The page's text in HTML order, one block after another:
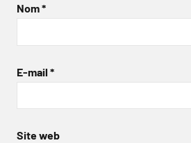
Nom*
E-mail *
Site web